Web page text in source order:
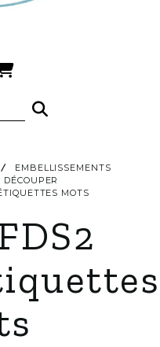
EMBELLISSEMENTS
MOTS